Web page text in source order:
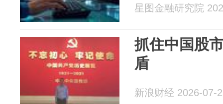
星图金融研究院
抓住中国股
盾
新浪财经 2026-07-